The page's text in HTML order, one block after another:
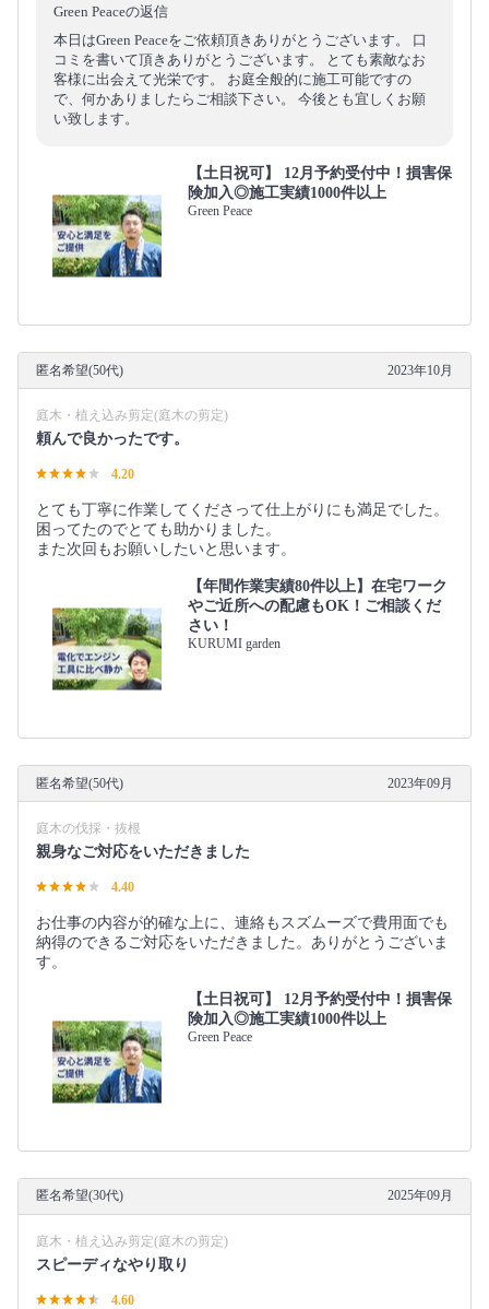
Green Peaceの返信
本日はGreen Peaceをご依頼頂きありがとうございます。 口
コミを書いて頂きありがとうございます。 とても素敵なお
客様に出会えて光栄です。 お庭全般的に施工可能ですの
で、何かありましたらご相談下さい。 今後とも宜しくお願
い致します。
【土日祝可】 12月予約受付中！損害保
険加入◎施工実績1000件以上
Green Peace
匿名希望(50代) 2023年10月
庭木・植え込み剪定(庭木の剪定)
頼んで良かったです。
4.20
とても丁寧に作業してくださって仕上がりにも満足でした。
困ってたのでとても助かりました。
また次回もお願いしたいと思います。
【年間作業実績80件以上】在宅ワーク
やご近所への配慮もOK！ご相談くだ
さい！
KURUMI garden
匿名希望(50代) 2023年09月
庭木の伐採・抜根
親身なご対応をいただきました
4.40
お仕事の内容が的確な上に、連絡もスズムーズで費用面でも
納得のできるご対応をいただきました。ありがとうございま
す。
【土日祝可】 12月予約受付中！損害保
険加入◎施工実績1000件以上
Green Peace
匿名希望(30代) 2025年09月
庭木・植え込み剪定(庭木の剪定)
スピーディなやり取り
4.60